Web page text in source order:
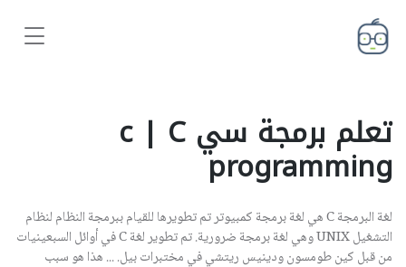
تعلم برمجة سي c | C
programming
لغة البرمجة C هي لغة برمجة كمبيوتر تم تطويرها للقيام ببرمجة النظام لنظام
التشغيل UNIX وهي لغة برمجة ضرورية. تم تطوير لغة C في أوائل السبعينيات
من قبل كين طومسون ودينيس ريتشي في مختبرات بيل. ... هذا هو سبب